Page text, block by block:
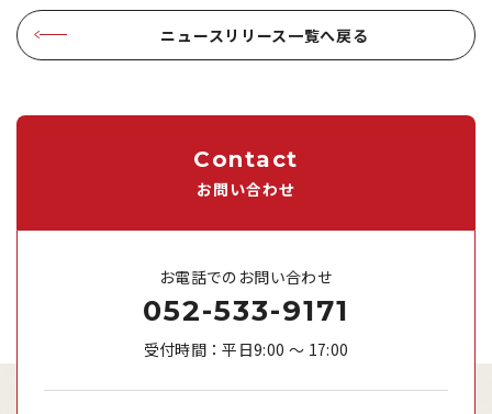
ニュースリリース一覧へ戻る
Contact
お問い合わせ
お電話でのお問い合わせ
052-533-9171
受付時間：平日9:00 ～ 17:00